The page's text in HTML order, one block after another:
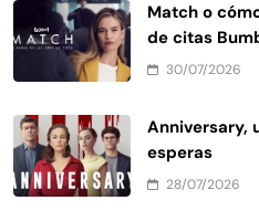
Match o
de citas
30/07/2026
Anniversary,
esperas
28/07/2026